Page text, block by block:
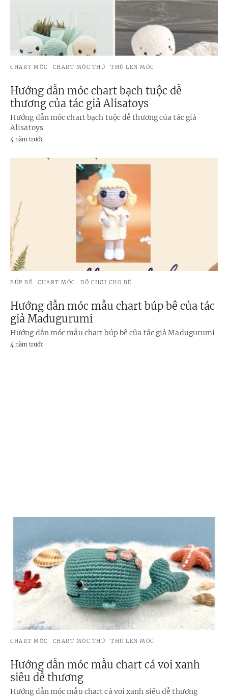
CHART MÓC CHART MÓC THÚ THÚ LEN MÓC
Hướng dẫn móc chart bạch tuộc dễ
thương của tác giả Alisatoys
Hướng dẫn móc chart bạch tuộc dễ thương của tác giả
Alisatoys
4 năm trước
BÚP BÊ CHART MÓC ĐỒ CHƠI CHO BÉ
Hướng dẫn móc mẫu chart búp bê của tác
giả Madugurumi
Hướng dẫn móc mẫu chart búp bê của tác giả Madugurumi
4 năm trước
CHART MÓC CHART MÓC THÚ THÚ LEN MÓC
Hướng dẫn móc mẫu chart cá voi xanh
siêu dễ thương
Hướng dẫn móc mẫu chart cá voi xanh siêu dễ thương